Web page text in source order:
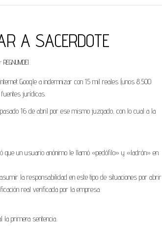
A SACERDOTE
REGNUMDEI
Google a indemnizar con 15 mil reales (unos 8.500
jurídicas.
16 de abril por ese mismo juzgado, con lo cual a la
que un usuario anónimo le llamó «pedófilo» y «ladrón» en
la responsabilidad en este tipo de situaciones por abrir
real verificada por la empresa.
primera sentencia.